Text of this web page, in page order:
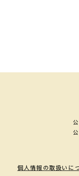
個人情報の取扱いに